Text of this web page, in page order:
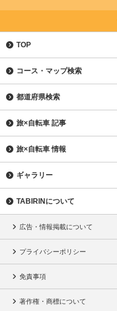
TOP
コース・マップ検索
都道府県検索
旅×自転車 記事
旅×自転車 情報
ギャラリー
TABIRINについて
広告・情報掲載について
プライバシーポリシー
免責事項
著作権・商標について